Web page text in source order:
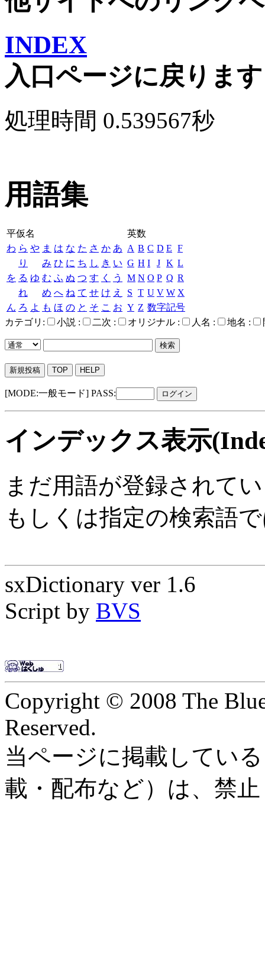
INDEX
入口ページに戻ります
処理時間 0.539567秒
用語集
平仮名
英数
わ ら や ま は な た さ か あ A B C D E F
り
み ひ に ち し き い G H I J K L
を る ゆ む ふ ぬ つ す く う M N O P Q R
れ
め へ ね て せ け え S T U V W X
ん ろ よ も ほ の と そ こ お Y Z 数字記号
カテゴリ:
小説 : 二次 : オリジナル : 人名 : 地名 :
新規投稿 TOP HELP
[MODE:一般モード] PASS:
インデックス表示
まだ用語が登録されて
もしくは指定の検索語
sxDictionary ver 1.6
Script by BVS
Copyright © 2008 The
Reserved.
当ページに掲載してい
載・配布など）は、禁